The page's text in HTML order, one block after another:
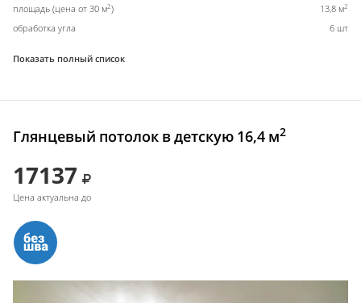
площадь (цена от 30 м2) 13,8 м2
обработка угла 6 шт
Показать полный список
Глянцевый потолок в детскую 16,4 м2
17137
Цена актуальна до